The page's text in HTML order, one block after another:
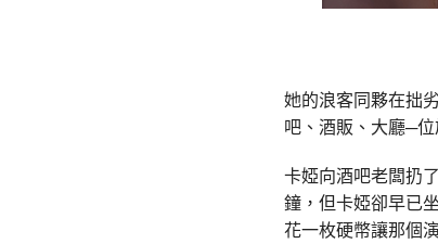
她的浪客同夥在拙
吧、酒販、大廳─
卡婭向酒吧老闆扔
鐘，但卡婭卻早已
花一枚硬幣讓那個